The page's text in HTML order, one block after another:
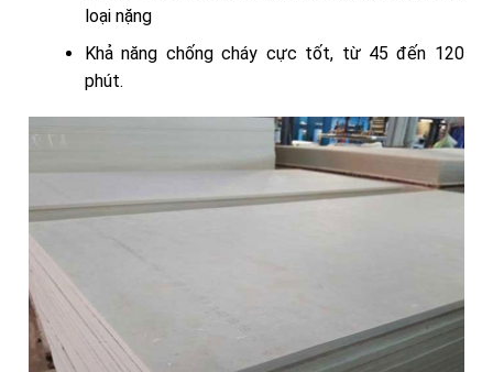
loại nặng
Khả năng chống cháy cực tốt, từ 45 đến 120
phút.